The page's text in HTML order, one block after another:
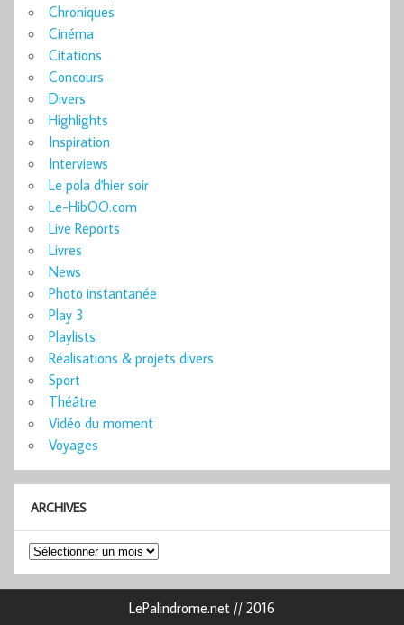
Chroniques
Cinéma
Citations
Concours
Divers
Highlights
Inspiration
Interviews
Le pola d'hier soir
Le-HibOO.com
Live Reports
Livres
News
Photo instantanée
Play 3
Playlists
Réalisations & projets divers
Sport
Théâtre
Vidéo du moment
Voyages
ARCHIVES
Archives
LePalindrome.net // 2016